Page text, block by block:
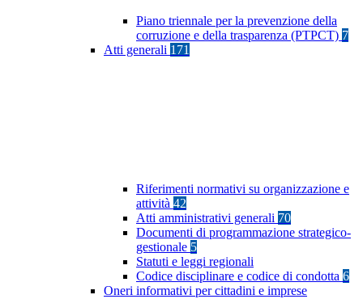
Piano triennale per la prevenzione della
corruzione e della trasparenza (PTPCT) 7
Atti generali 171
Riferimenti normativi su organizzazione e
attività 42
Atti amministrativi generali 70
Documenti di programmazione strategico-
gestionale 5
Statuti e leggi regionali
Codice disciplinare e codice di condotta 6
Oneri informativi per cittadini e imprese